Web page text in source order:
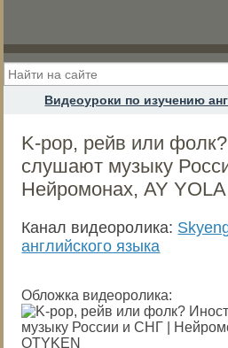
Видеоуроки по изучению
K-pop, рейв или
слушают музыку
Нейромонах, AY
Канал видеоролика:
английского языка
Обложка видеоролика: